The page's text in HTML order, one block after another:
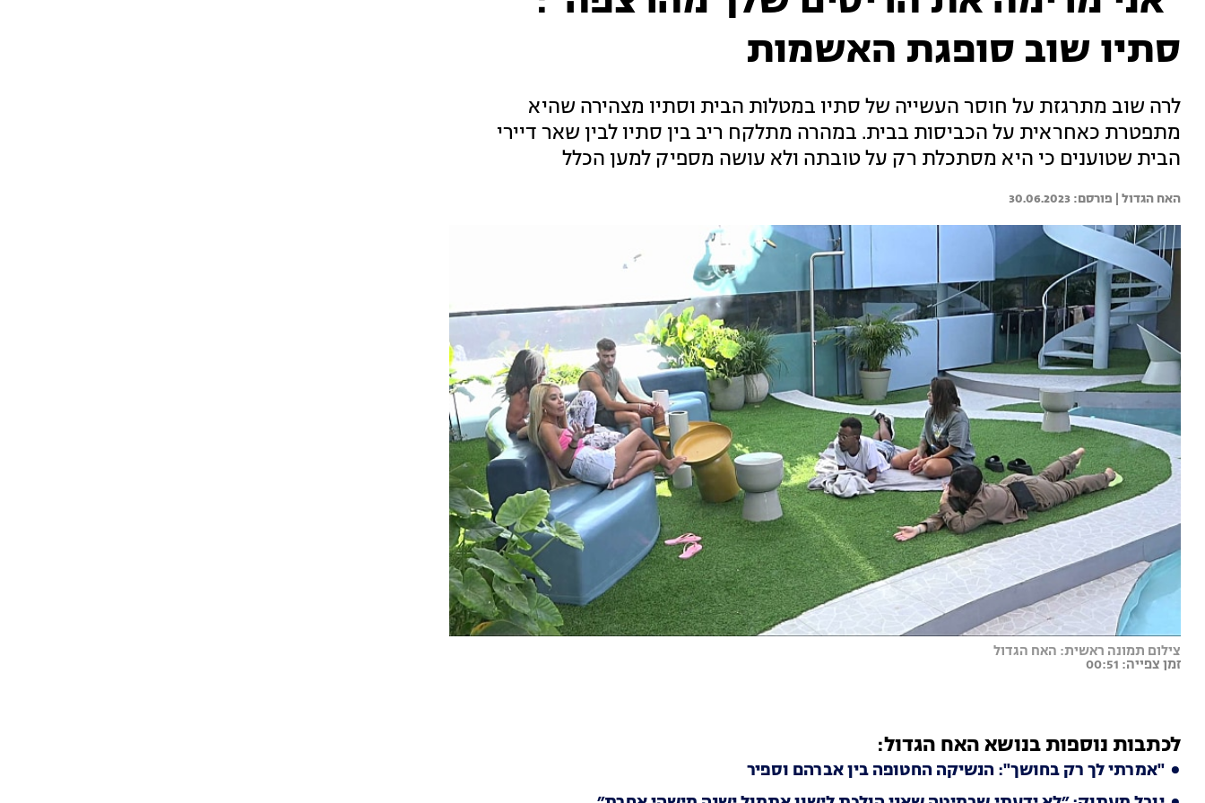
סתיו שוב סופגת האשמות
לרה שוב מתרגזת על חוסר העשייה של סתיו במטלות הבית וסתיו מצהירה שהיא
מתפטרת כאחראית על הכביסות בבית. במהרה מתלקח ריב בין סתיו לבין שאר דיירי
הבית שטוענים כי היא מסתכלת רק על טובתה ולא עושה מספיק למען הכלל
האח הגדול | 30.06.2023
צילום תמונה ראשית: האח הגדול
זמן צפייה: 00:51
לכתבות נוספות בנושא האח הגדול:
"אמרתי לך רק בחושך": הנשיקה החטופה בין אברהם וספיר